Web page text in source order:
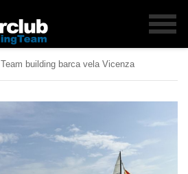
Team building barca vela Vicenza